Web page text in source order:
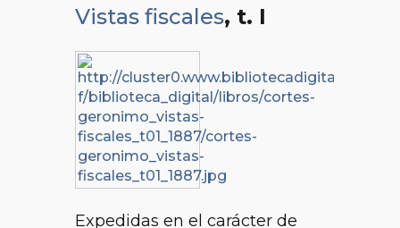
Vistas fiscales, t. I
Expedidas en el carácter de